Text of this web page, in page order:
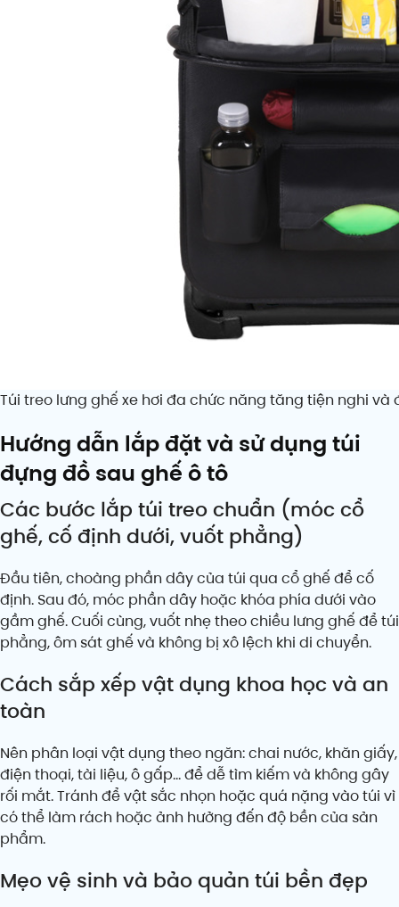
Túi treo lưng ghế xe hơi đa chức năng tăng tiện nghi
Hướng dẫn lắp đặt và sử dụng túi
đựng đồ sau ghế ô tô
Các bước lắp túi treo chuẩn (móc cổ
ghế, cố định dưới, vuốt phẳng)
Đầu tiên, choàng phần dây của túi qua cổ ghế để cố
định. Sau đó, móc phần dây hoặc khóa phía dưới vào
gầm ghế. Cuối cùng, vuốt nhẹ theo chiều lưng ghế để túi
phẳng, ôm sát ghế và không bị xô lệch khi di chuyển.
Cách sắp xếp vật dụng khoa học và an
toàn
Nên phân loại vật dụng theo ngăn: chai nước, khăn giấy,
điện thoại, tài liệu, ô gấp… để dễ tìm kiếm và không gây
rối mắt. Tránh để vật sắc nhọn hoặc quá nặng vào túi vì
có thể làm rách hoặc ảnh hưởng đến độ bền của sản
phẩm.
Mẹo vệ sinh và bảo quản túi bền đẹp